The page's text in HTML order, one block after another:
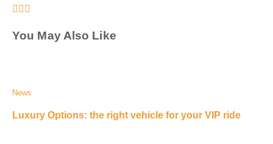
You May Also Like
News
Luxury Options: the right vehicle for your VIP ride